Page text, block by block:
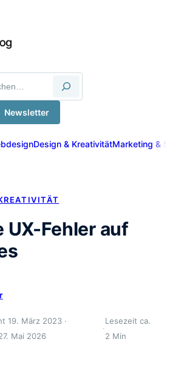
Newsletter
Design & KreativitätMarketing &
UX-Fehler auf
19. März 2023 ·
Mai 2026
·
Lesezeit ca.
2 Min